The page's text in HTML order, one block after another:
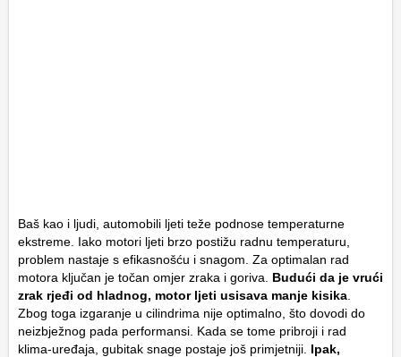
Baš kao i ljudi, automobili ljeti teže podnose temperaturne
ekstreme. Iako motori ljeti brzo postižu radnu temperaturu,
problem nastaje s efikasnošću i snagom. Za optimalan rad
motora ključan je točan omjer zraka i goriva. Budući da je vrući
zrak rjeđi od hladnog, motor ljeti usisava manje kisika
Zbog toga izgaranje u cilindrima nije optimalno, što dovodi do
neizbježnog pada performansi. Kada se tome pribroji i rad
klima-uređaja, gubitak snage postaje još primjetniji. Ipak,